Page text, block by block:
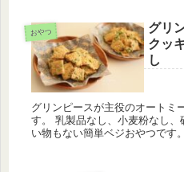
おやつ
グリ
クッ
し
グリンピースが主役のオートミ
す。 乳製品なし、小麦粉なし
い物もない簡単ベジおやつです